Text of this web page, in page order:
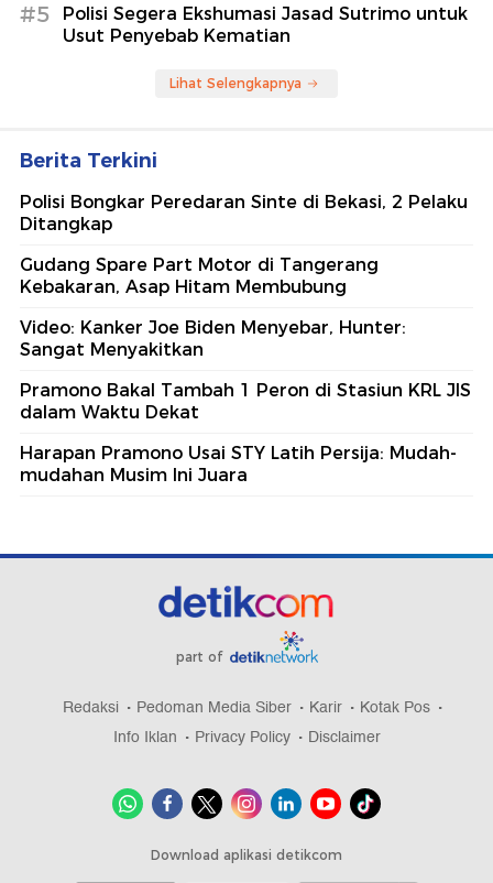
#5
Polisi Segera Ekshumasi Jasad Sutrimo untuk
Usut Penyebab Kematian
Lihat Selengkapnya
Berita Terkini
Polisi Bongkar Peredaran Sinte di Bekasi, 2 Pelaku
Ditangkap
Gudang Spare Part Motor di Tangerang
Kebakaran, Asap Hitam Membubung
Video: Kanker Joe Biden Menyebar, Hunter:
Sangat Menyakitkan
Pramono Bakal Tambah 1 Peron di Stasiun KRL JIS
dalam Waktu Dekat
Harapan Pramono Usai STY Latih Persija: Mudah-
mudahan Musim Ini Juara
part of
Redaksi Pedoman Media Siber Karir
Kotak Pos
Info Iklan
Privacy Policy Disclaimer
Download aplikasi detikcom